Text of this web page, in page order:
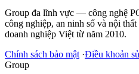
Group đa lĩnh vực — công nghệ
công nghiệp, an ninh số và nội
doanh nghiệp Việt từ năm 2010.
Chính sách bảo mật ·Điều khoản
Group